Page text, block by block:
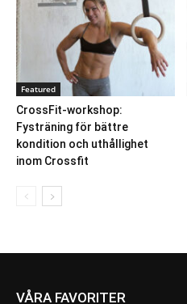
Featured
CrossFit-workshop:
Fysträning för bättre
kondition och uthållighet
inom Crossfit
VÅRA FAVORITER